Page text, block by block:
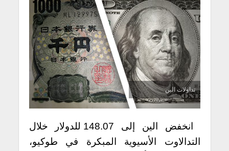
تداولات الين
انخفض الين إلى 148.07 للدولار خلال
التدالاوت الأسيوية المبكرة في طوكيو،